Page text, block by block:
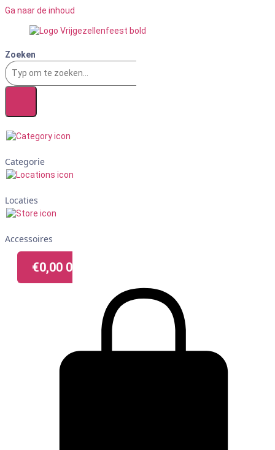
Ga naar de inhoud
Zoeken
Categorie
Locaties
Accessoires
€0,00 0